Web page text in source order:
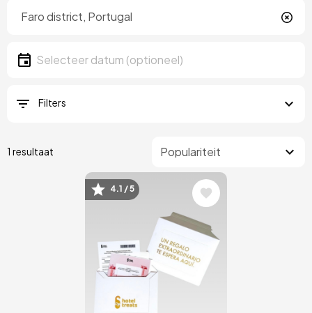
Datum
Selecteer een datum
Filters
1 resultaat
Afbeelding
4.1 / 5